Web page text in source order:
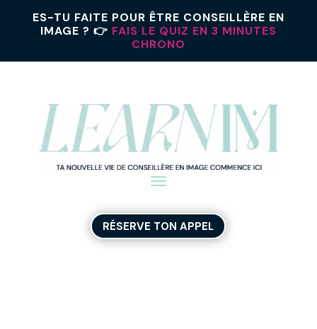
ES-TU FAITE POUR ÊTRE CONSEILLÈRE EN
IMAGE ? 👉 FAIS LE QUIZ EN 3 MINUTES
CHRONO
RÉSERVE TON APPEL